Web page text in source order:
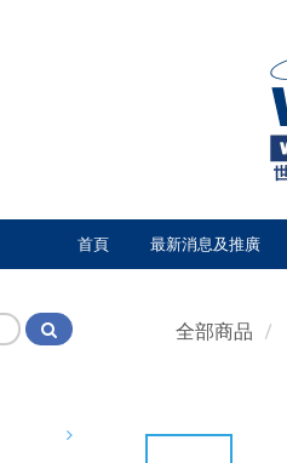
首頁 最新消息及推廣
全部商品